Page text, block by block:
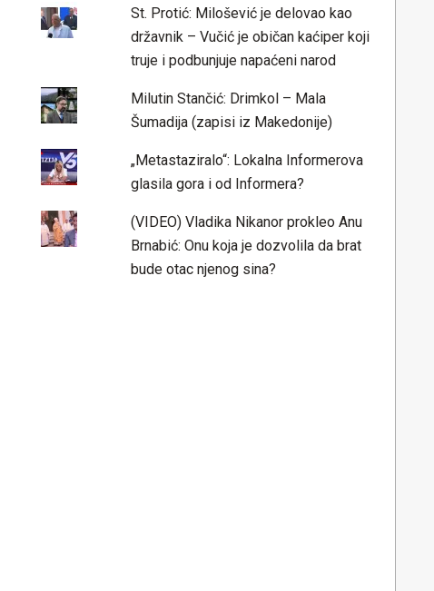
St. Protić: Milošević je delovao kao
državnik – Vučić je običan kaćiper koji
truje i podbunjuje napaćeni narod
Milutin Stančić: Drimkol – Mala
Šumadija (zapisi iz Makedonije)
„Metastaziralo“: Lokalna Informerova
glasila gora i od Informera?
(VIDEO) Vladika Nikanor prokleo Anu
Brnabić: Onu koja je dozvolila da brat
bude otac njenog sina?